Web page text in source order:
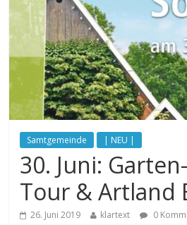
Samtgemeinde | NEU |
30. Juni:
Tour & Artland
26. Juni 2019 klartext 0